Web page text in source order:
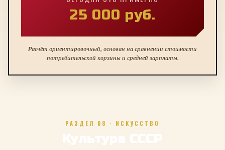
25 000 руб.
Расчёт ориентировочный, основан на сравнении стоимости
потребительской корзины и средней зарплаты.
РАЗДЕЛ 08 · ИСКУССТВО
Культура СССР